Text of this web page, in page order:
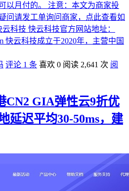
以月付的。 注意：本文为商家投
问请发工单询问商家，点此查看如
科技 快云科技官方网站地址：
快云科技成立于2020年，主营中国
评论 1 条 喜欢 0 阅读 2,641 次 阅
CN2 GIA弹性云9折优
延迟平均30-50ms，建